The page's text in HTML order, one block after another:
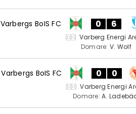
Varbergs BoIS FC 0 6
Varberg Energi
Domare: V. Wolf
Varbergs BoIS FC 0 0
Varberg Energi
Domare:A.